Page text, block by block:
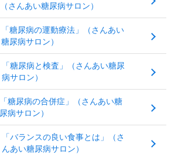
（さんあい糖尿病サロン）
「糖尿病の運動療法」（さんあい
糖尿病サロン）
「糖尿病と検査」（さんあい糖尿
病サロン）
「糖尿病の合併症」（さんあい糖
尿病サロン）
「バランスの良い食事とは」（さ
んあい糖尿病サロン）